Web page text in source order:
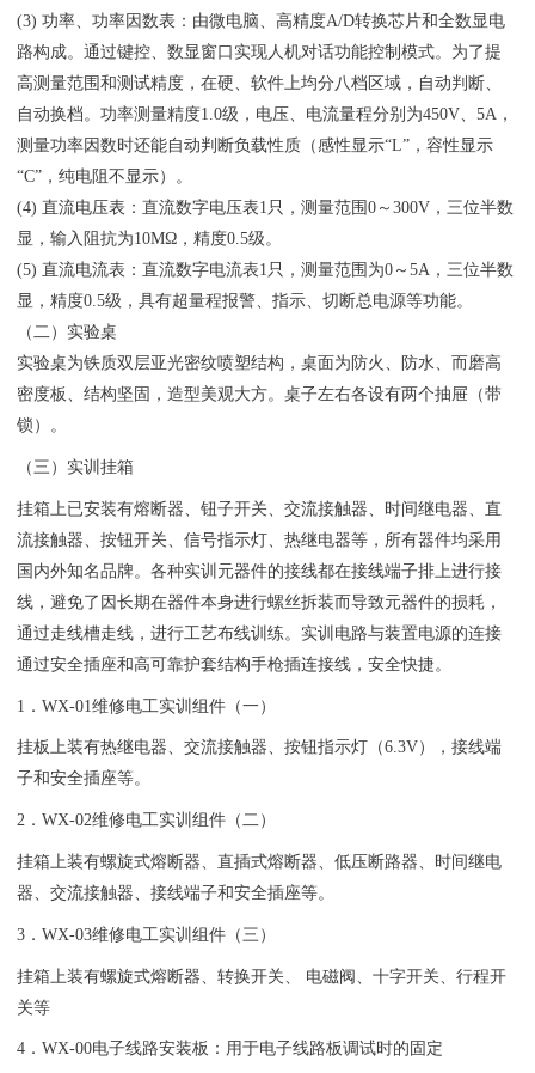
(3) 功率、功率因数表：由微电脑、高精度A/D转换芯片和全数显电
路构成。通过键控、数显窗口实现人机对话功能控制模式。为了提
高测量范围和测试精度，在硬、软件上均分八档区域，自动判断、
自动换档。功率测量精度1.0级，电压、电流量程分别为450V、5A，
测量功率因数时还能自动判断负载性质（感性显示“L”，容性显示
“C”，纯电阻不显示）。
(4) 直流电压表：直流数字电压表1只，测量范围0～300V，三位半数
显，输入阻抗为10MΩ，精度0.5级。
(5) 直流电流表：直流数字电流表1只，测量范围为0～5A，三位半数
显，精度0.5级，具有超量程报警、指示、切断总电源等功能。
（二）实验桌
实验桌为铁质双层亚光密纹喷塑结构，桌面为防火、防水、而磨高
密度板、结构坚固，造型美观大方。桌子左右各设有两个抽屉（带
锁）。
（三）实训挂箱
挂箱上已安装有熔断器、钮子开关、交流接触器、时间继电器、直
流接触器、按钮开关、信号指示灯、热继电器等，所有器件均采用
国内外知名品牌。各种实训元器件的接线都在接线端子排上进行接
线，避免了因长期在器件本身进行螺丝拆装而导致元器件的损耗，
通过走线槽走线，进行工艺布线训练。实训电路与装置电源的连接
通过安全插座和高可靠护套结构手枪插连接线，安全快捷。
1．WX-01维修电工实训组件（一）
挂板上装有热继电器、交流接触器、按钮指示灯（6.3V），接线端
子和安全插座等。
2．WX-02维修电工实训组件（二）
挂箱上装有螺旋式熔断器、直插式熔断器、低压断路器、时间继电
器、交流接触器、接线端子和安全插座等。
3．WX-03维修电工实训组件（三）
挂箱上装有螺旋式熔断器、转换开关、 电磁阀、十字开关、行程开
关等
4．WX-00电子线路安装板：用于电子线路板调试时的固定